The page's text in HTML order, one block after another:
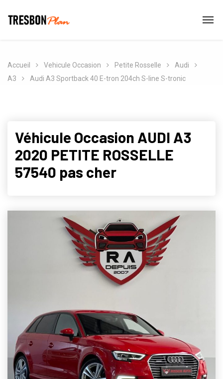
Accueil Vehicule Occasion Petite Rosselle
Audi
A3
Audi A3 Sportback 40 E-tron 204ch S-line S-tronic
Véhicule Occasion AUDI A3
2020 PETITE ROSSELLE
57540 pas cher